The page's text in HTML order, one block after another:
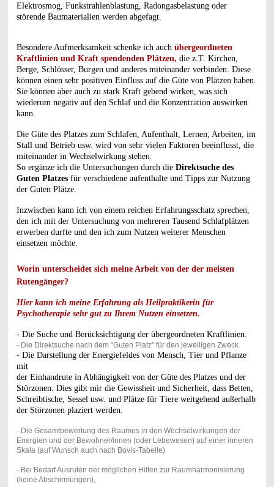
Elektrosmog, Funkstrahlenblastung, Radongasbelastung oder
störende Baumaterialien werden abgefagt.
Besondere Aufmerksamkeit schenke ich auch übergeordneten
Kraftlinien und Kraft spendenden Plätzen, die z.T. Kirchen,
Berge, Schlösser, Burgen und anderes miteinander verbinden. Diese
können einen sehr positiven Einfluss auf die Güte von Plätzen haben.
Sie können aber auch zu stark Kraft gebend wirken, was sich
wiederum negativ auf den Schlaf und die Konzentration auswirken
kann.
Die Güte des Platzes zum Schlafen, Aufenthalt, Lernen, Arbeiten, im
Stall und Betrieb usw. wird von sehr vielen Faktoren beeinflusst, die
miteinander in Wechselwirkung stehen.
So ergänze ich die Untersuchungen durch die Direktsuche des
Guten Platzesfür verschiedene aufenthalte und Tipps zur Nutzung
der Guten Plätze.
Inzwischen kann ich von einem reichen Erfahrungsschatz sprechen,
den ich mit der Untersuchung von mehreren Tausend Schlafplätzen
erwerben durfte und den ich zum Nutzen weiterer Menschen
einsetzen möchte.
Worin unterscheidet sich meine Arbeit von der der meisten
Rutengänger?
Hier kann ich meine Erfahrung als Heilpraktikerin für
Psychotherapie sehr gut zu Ihrem Nutzen einsetzen.
- Die Suche und Berücksichtigung der übergeordneten Kraftlinien.
- Die Direktsuche nach dem "Guten Platz" für den jeweiligen Zweck
- Die Darstellung der Energiefeldes von Mensch, Tier und Pflanze
mit
der Einhandrute in Abhängigkeit von der Güte des Platzes und der
Störzonen. Dies gibt mir die Gewissheit und Sicherheit, dass Betten,
Schreibtische, Sessel usw. und Plätze für Tiere weitgehend außerhalb
der Störzonen plaziert werden.
- Die Gesamtbewertung des Raumes in den Wechselwirkungen der
Energien und der Bewohner/innen (oder Lebewesen) auf einer inneren
Skala (auf Wunsch auch nach Bovis-Tabelle)
- Bei Bedarf Ausruten der möglichen Hilfen zur Raumharmonisierung
(keine Abschirmungen),